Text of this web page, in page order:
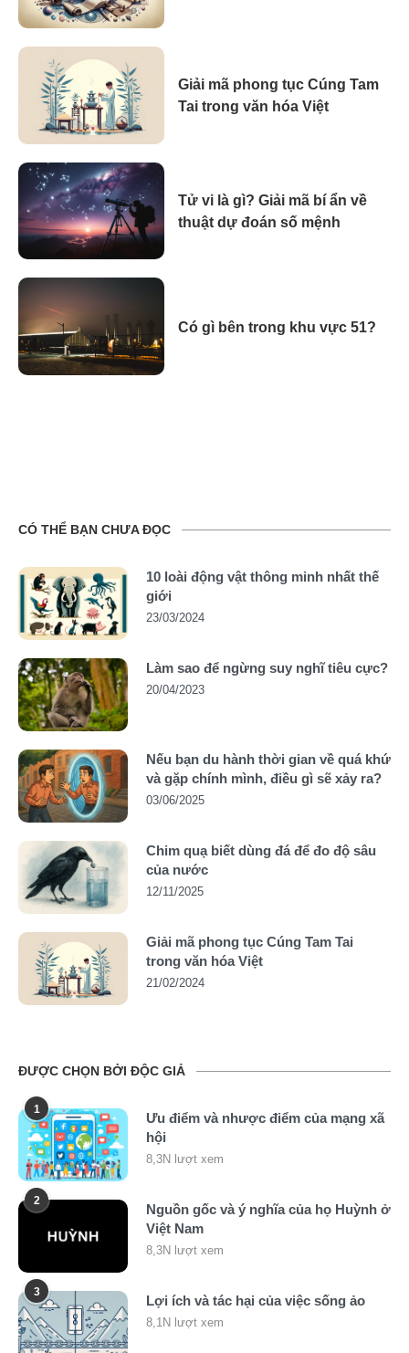
Giải mã phong tục Cúng Tam
Tai trong văn hóa Việt
Tử vi là gì? Giải mã bí ẩn về
thuật dự đoán số mệnh
Có gì bên trong khu vực 51?
CÓ THỂ BẠN CHƯA ĐỌC
10 loài động vật thông minh nhất thế
giới
23/03/2024
Làm sao để ngừng suy nghĩ tiêu cực?
20/04/2023
Nếu bạn du hành thời gian về quá khứ
và gặp chính mình, điều gì sẽ xảy ra?
03/06/2025
Chim quạ biết dùng đá để đo độ sâu
của nước
12/11/2025
Giải mã phong tục Cúng Tam Tai
trong văn hóa Việt
21/02/2024
ĐƯỢC CHỌN BỞI ĐỘC GIẢ
1
Ưu điểm và nhược điểm của mạng xã
hội
8,3N lượt xem
2
Nguồn gốc và ý nghĩa của họ Huỳnh ở
Việt Nam
8,3N lượt xem
3
Lợi ích và tác hại của việc sống ảo
8,1N lượt xem